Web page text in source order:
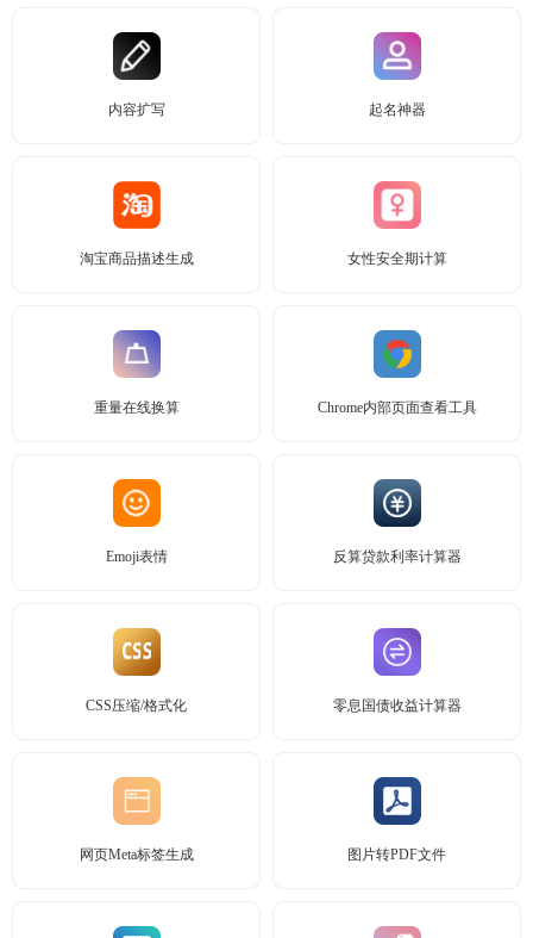
内容扩写 起名神器
淘宝商品描述生成 女性安全期计算
重量在线换算 Chrome内部页面查看工具
Emoji表情 反算贷款利率计算器
CSS压缩/格式化 零息国债收益计算器
网页Meta标签生成 图片转PDF文件